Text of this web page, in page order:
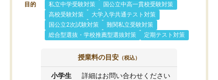
目的 私立中学受験対策
国公立中高一貫校受験対策
高校受験対策
大学入学共通テスト対策
国公立2次試験対策
難関私立受験対策
総合型選抜・学校推薦型選抜対策
定期テスト対策
授業料の目安 （税込）
小学生 詳細はお問い合わせください